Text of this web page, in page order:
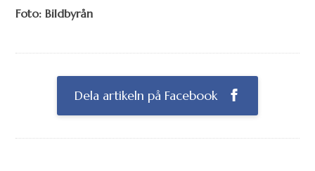
Foto: Bildbyrån
Dela artikeln på Facebook